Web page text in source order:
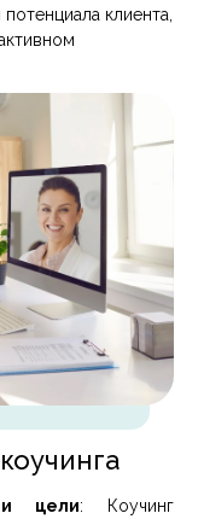
клиента,
цели: Коучинг